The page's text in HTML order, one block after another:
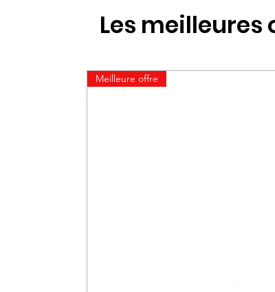
Les meilleures
Meilleure offre